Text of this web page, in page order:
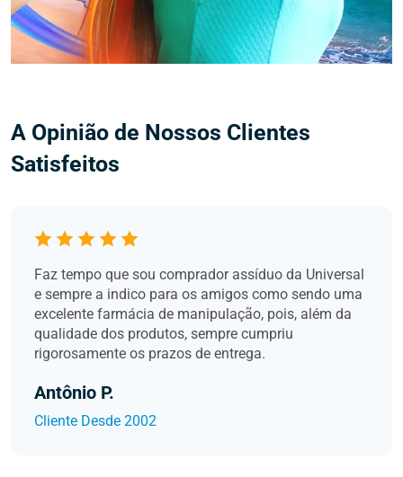
A Opinião de Nossos Clientes
Satisfeitos
Faz tempo que sou comprador assíduo da Universal
e sempre a indico para os amigos como sendo uma
excelente farmácia de manipulação, pois, além da
qualidade dos produtos, sempre cumpriu
rigorosamente os prazos de entrega.
Antônio P.
Cliente Desde 2002